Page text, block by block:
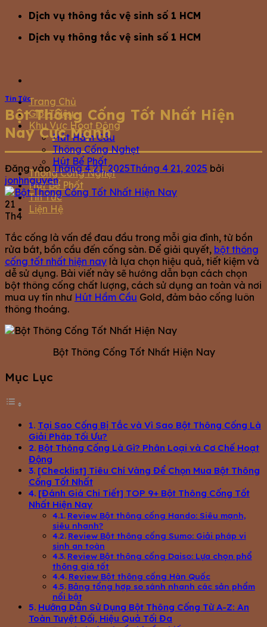
Dịch vụ thông tắc vệ sinh số 1 HCM
Dịch vụ thông tắc vệ sinh số 1 HCM
Trang Chủ
Giới Thiệu
Khu Vực Hoạt Động
Hút Hầm Cầu
Thông Cống Nghẹt
Hút Bể Phốt
Thông Cống Nghẹt
Hút Bể Phốt
Tin Tức
Liện Hệ
Tin Tức
Bột Thông Cống Tốt Nhất Hiện
Nay Cực Mạnh
Đăng vào Tháng 4 21, 2025Tháng 4 21, 2025 bởi
jonhnguyen
21
Th4
Tắc cống là vấn đề đau đầu trong mỗi gia đình, từ bồn
rửa bát, bồn cầu đến cống sàn. Để giải quyết, bột thông
cống tốt nhất hiện nay là lựa chọn hiệu quả, tiết kiệm và
dễ sử dụng. Bài viết này sẽ hướng dẫn bạn cách chọn
bột thông cống chất lượng, cách sử dụng an toàn và nơi
mua uy tín như Hút Hầm Cầu Gold, đảm bảo cống luôn
thông thoáng.
Bột Thông Cống Tốt Nhất Hiện Nay
Mục Lục
Tại Sao Cống Bị Tắc và Vì Sao Bột Thông Cống Là
Giải Pháp Tối Ưu?
Bột Thông Cống Là Gì? Phân Loại và Cơ Chế Hoạt
Động
[Checklist] Tiêu Chí Vàng Để Chọn Mua Bột Thông
Cống Tốt Nhất
[Đánh Giá Chi Tiết] TOP 9+ Bột Thông Cống Tốt
Nhất Hiện Nay
Review Bột thông cống Hando: Siêu mạnh,
siêu nhanh?
Review Bột thông cống Sumo: Giải pháp vi
sinh an toàn
Review Bột thông cống Daiso: Lựa chọn phổ
thông giá tốt
Review Bột thông cống Hàn Quốc
Bảng tổng hợp so sánh nhanh các sản phẩm
nổi bật
Hướng Dẫn Sử Dụng Bột Thông Cống Từ A-Z: An
Toàn Tuyệt Đối, Hiệu Quả Tối Đa